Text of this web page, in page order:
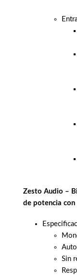
Zesto Audio –
de potencia
Sin